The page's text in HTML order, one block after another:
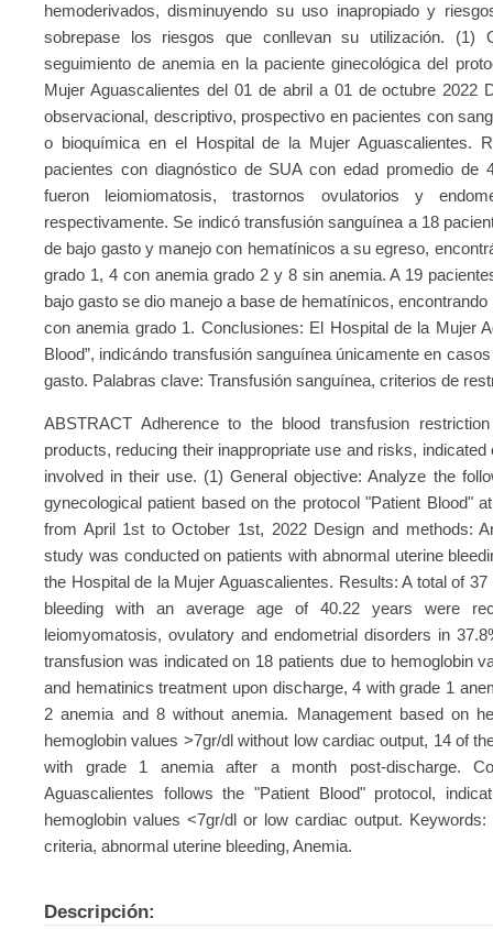
hemoderivados, disminuyendo su uso inapropiado y
sobrepase los riesgos que conllevan su utilización. (1)
seguimiento de anemia en la paciente ginecológica del
Mujer Aguascalientes del 01 de abril a 01 de octubre 2022
observacional, descriptivo, prospectivo en pacientes con
o bioquímica en el Hospital de la Mujer Aguascalientes.
pacientes con diagnóstico de SUA con edad promedio de
fueron leiomiomatosis, trastornos ovulatorios y
respectivamente. Se indicó transfusión sanguínea a 18
de bajo gasto y manejo con hematínicos a su egreso,
grado 1, 4 con anemia grado 2 y 8 sin anemia. A 19
bajo gasto se dio manejo a base de hematínicos,
con anemia grado 1. Conclusiones: El Hospital de la Mujer
Blood”, indicándo transfusión sanguínea únicamente en
gasto. Palabras clave: Transfusión sanguínea, criterios de
ABSTRACT Adherence to the blood transfusion
products, reducing their inappropriate use and risks,
involved in their use. (1) General objective: Analyze the
gynecological patient based on the protocol "Patient Blood"
from April 1st to October 1st, 2022 Design and methods:
study was conducted on patients with abnormal uterine
the Hospital de la Mujer Aguascalientes. Results: A total of
bleeding with an average age of 40.22 years were
leiomyomatosis, ovulatory and endometrial disorders in
transfusion was indicated on 18 patients due to hemoglobin
and hematinics treatment upon discharge, 4 with grade 1
2 anemia and 8 without anemia. Management based on
hemoglobin values >7gr/dl without low cardiac output, 14 of
with grade 1 anemia after a month post-discharge.
Aguascalientes follows the "Patient Blood" protocol,
hemoglobin values <7gr/dl or low cardiac output.
criteria, abnormal uterine bleeding, Anemia.
Descripción: